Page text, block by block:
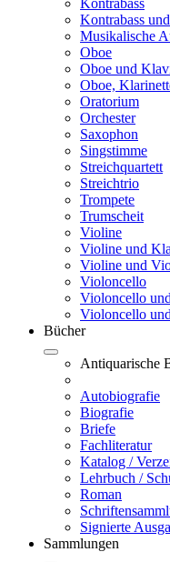
Kontrabass
Kontrabass
Musikalische
Oboe
Oboe und
Oboe,
Oratorium
Orchester
Saxophon
Singstimme
Streichquartett
Streichtrio
Trompete
Trumscheit
Violine
Violine und
Violine und
Violoncello
Violoncello
Violoncello
Bücher
Antiquarische
Autobiografie
Biografie
Briefe
Fachliteratur
Katalog /
Lehrbuch /
Roman
Signierte
Sammlungen